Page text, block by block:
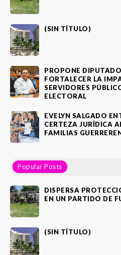
(SIN TÍTULO)
PROPONE
FORTALECER LA
SERVIDORES
ELECTORAL
EVELYN SALGADO
CERTEZA JURÍDICA
FAMILIAS
Popular Posts
DISPERSA
EN UN PARTIDO DE
(SIN TÍTULO)